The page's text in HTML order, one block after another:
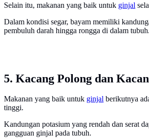
Selain itu, makanan yang baik untuk ginjal
Dalam kondisi segar, bayam memiliki
pembuluh darah hingga rongga di dalam tubuh.
5. Kacang Polong dan
Makanan yang baik untuk ginjal berikutnya
tinggi.
Kandungan potasium yang rendah dan serat
gangguan ginjal pada tubuh.